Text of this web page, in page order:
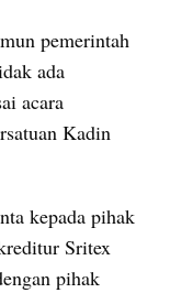
pemerintah
ada
acara
Kadin
kepada pihak
Sritex
pihak